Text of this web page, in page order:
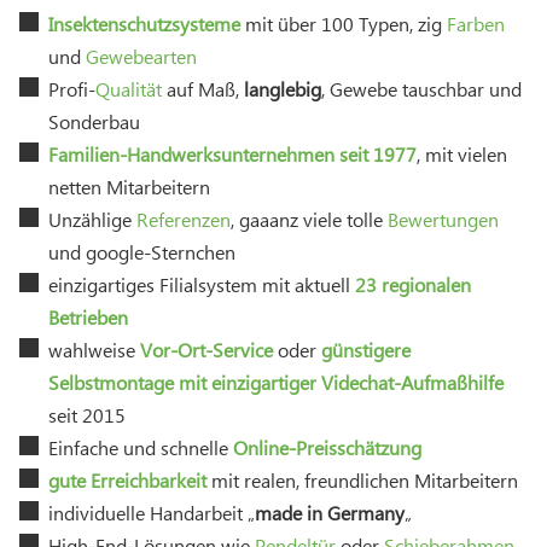
Insektenschutzsystememit über 100 Typen, zig Farben
undGewebearten
Profi-Qualitätauf Maß, langlebig, Gewebe tauschbar und
Sonderbau
Familien-Handwerksunternehmen seit 1977, mit vielen
netten Mitarbeitern
Unzählige Referenzen, gaaanz viele tolle Bewertungen
und google-Sternchen
einzigartiges Filialsystem mit aktuell 23 regionalen
Betrieben
wahlweiseVor-Ort-Serviceodergünstigere
Selbstmontage mit einzigartiger Videchat-Aufmaßhilfe
seit 2015
Einfache und schnelleOnline-Preisschätzung
gute Erreichbarkeitmit realen, freundlichen Mitarbeitern
individuelle Handarbeit „made in Germany„